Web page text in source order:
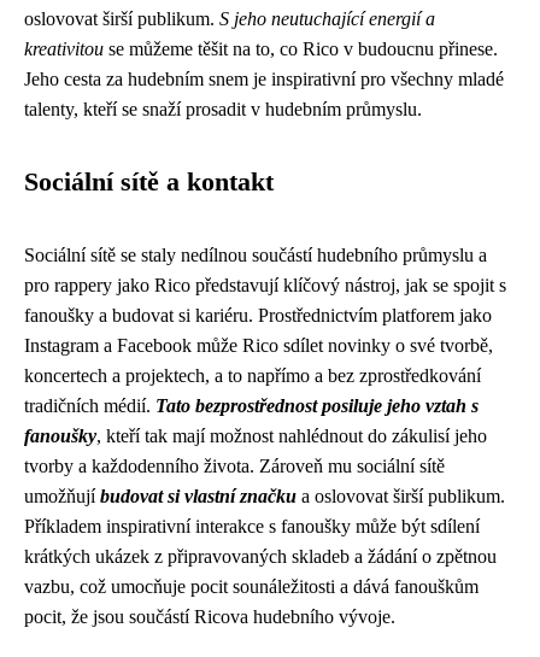
oslovovat širší publikum. S jeho neutuchající energií a
kreativitou se můžeme těšit na to, co Rico v budoucnu přinese.
Jeho cesta za hudebním snem je inspirativní pro všechny mladé
talenty, kteří se snaží prosadit v hudebním průmyslu.
Sociální sítě a kontakt
Sociální sítě se staly nedílnou součástí hudebního průmyslu a
pro rappery jako Rico představují klíčový nástroj, jak se spojit s
fanoušky a budovat si kariéru. Prostřednictvím platforem jako
Instagram a Facebook může Rico sdílet novinky o své tvorbě,
koncertech a projektech, a to napřímo a bez zprostředkování
tradičních médií. Tato bezprostřednost posiluje jeho vztah s
fanoušky, kteří tak mají možnost nahlédnout do zákulisí jeho
tvorby a každodenního života. Zároveň mu sociální sítě
umožňujíbudovat si vlastní značku a oslovovat širší publikum.
Příkladem inspirativní interakce s fanoušky může být sdílení
krátkých ukázek z připravovaných skladeb a žádání o zpětnou
vazbu, což umocňuje pocit sounáležitosti a dává fanouškům
pocit, že jsou součástí Ricova hudebního vývoje.